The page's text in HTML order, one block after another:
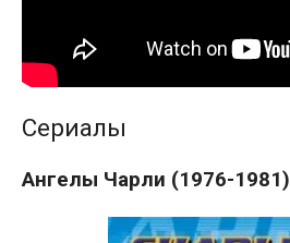
Сериалы
Ангелы Чарли (1976-1981)